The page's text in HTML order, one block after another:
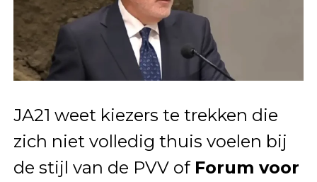
JA21 weet kiezers te trekken die
zich niet volledig thuis voelen bij
de stijl van de PVV of Forum voor